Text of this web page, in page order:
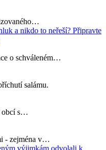
a nikdo to neřeší? Připravte
o schváleném…
salámu.
obcí s…
- zejména v…
výjimkám odvolali k